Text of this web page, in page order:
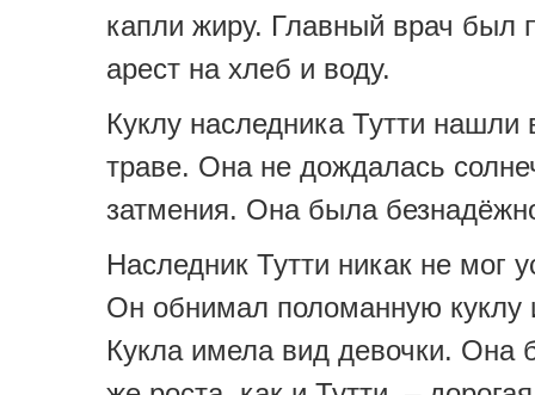
капли жиру. Главный врач был
арест на хлеб и воду.
Куклу наследника Тутти нашли
траве. Она не дождалась
затмения. Она была
Наследник Тутти никак не мог
Он обнимал поломанную куклу
Кукла имела вид девочки. Она